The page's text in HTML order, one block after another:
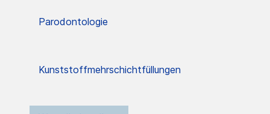
Parodontologie
Kunststoffmehrschichtfüllungen